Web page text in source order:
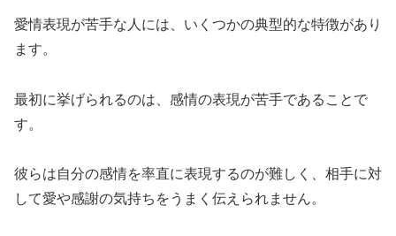
愛情表現が苦手な人には、いくつかの典型的な特徴があり
ます。
最初に挙げられるのは、感情の表現が苦手であることで
す。
彼らは自分の感情を率直に表現するのが難しく、相手に対
して愛や感謝の気持ちをうまく伝えられません。